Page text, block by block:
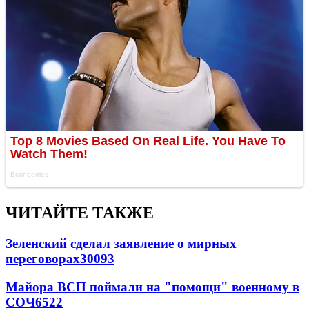
ЧИТАЙТЕ ТАКЖЕ
Зеленский сделал заявление о мирных
переговорах30093
Майора ВСП поймали на "помощи" военному в
СОЧ6522